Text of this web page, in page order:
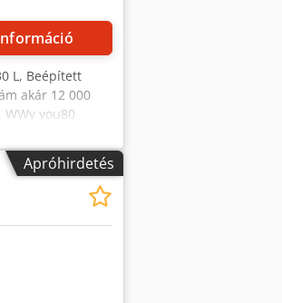
L, Beépített
akár 12 000
you80
Lézeres
Apróhirdetés